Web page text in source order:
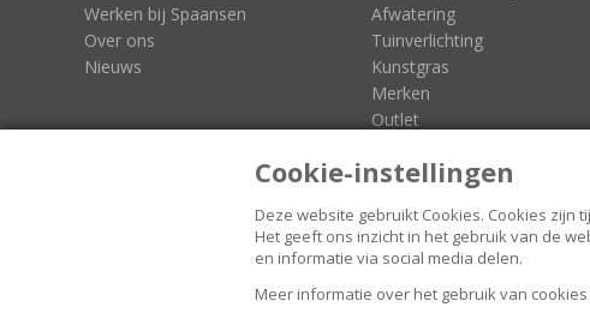
Cookie-instellingen
Deze website gebruikt Cookies. Cookies zijn
Het geeft ons inzicht in het gebruik van de
en informatie via social media delen.
Meer informatie over het gebruik van
Werken bij Spaansen
Over ons
Nieuws
Afwatering
Tuinverlichting
Kunstgras
Merken
Outlet